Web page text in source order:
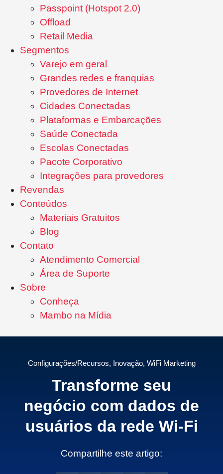
Passpoint (Hotspot 2.0)
Offload
Retail Media
Segmentos
Varejo em geral
Grandes redes e franquias
Provedores de Internet
Cidades Conectadas
Plataformas e Embarcações
Saúde Conectada
Escolas Conectadas
Pacote Corporativo
Integrações para provedores
Revendas
Conteúdos
Materiais Gratuitos
Blog
Contato
Atendimento Comercial
Área de Suporte
Sobre
Conheça
Mambo na Mídia
Configurações/Recursos, Inovação, WiFi Marketing
Transforme seu
negócio com dados de
usuários da rede Wi-Fi
Compartilhe este artigo: